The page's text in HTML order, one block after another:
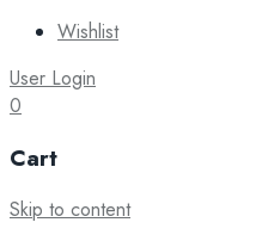
Wishlist
User Login
0
Cart
Skip to content